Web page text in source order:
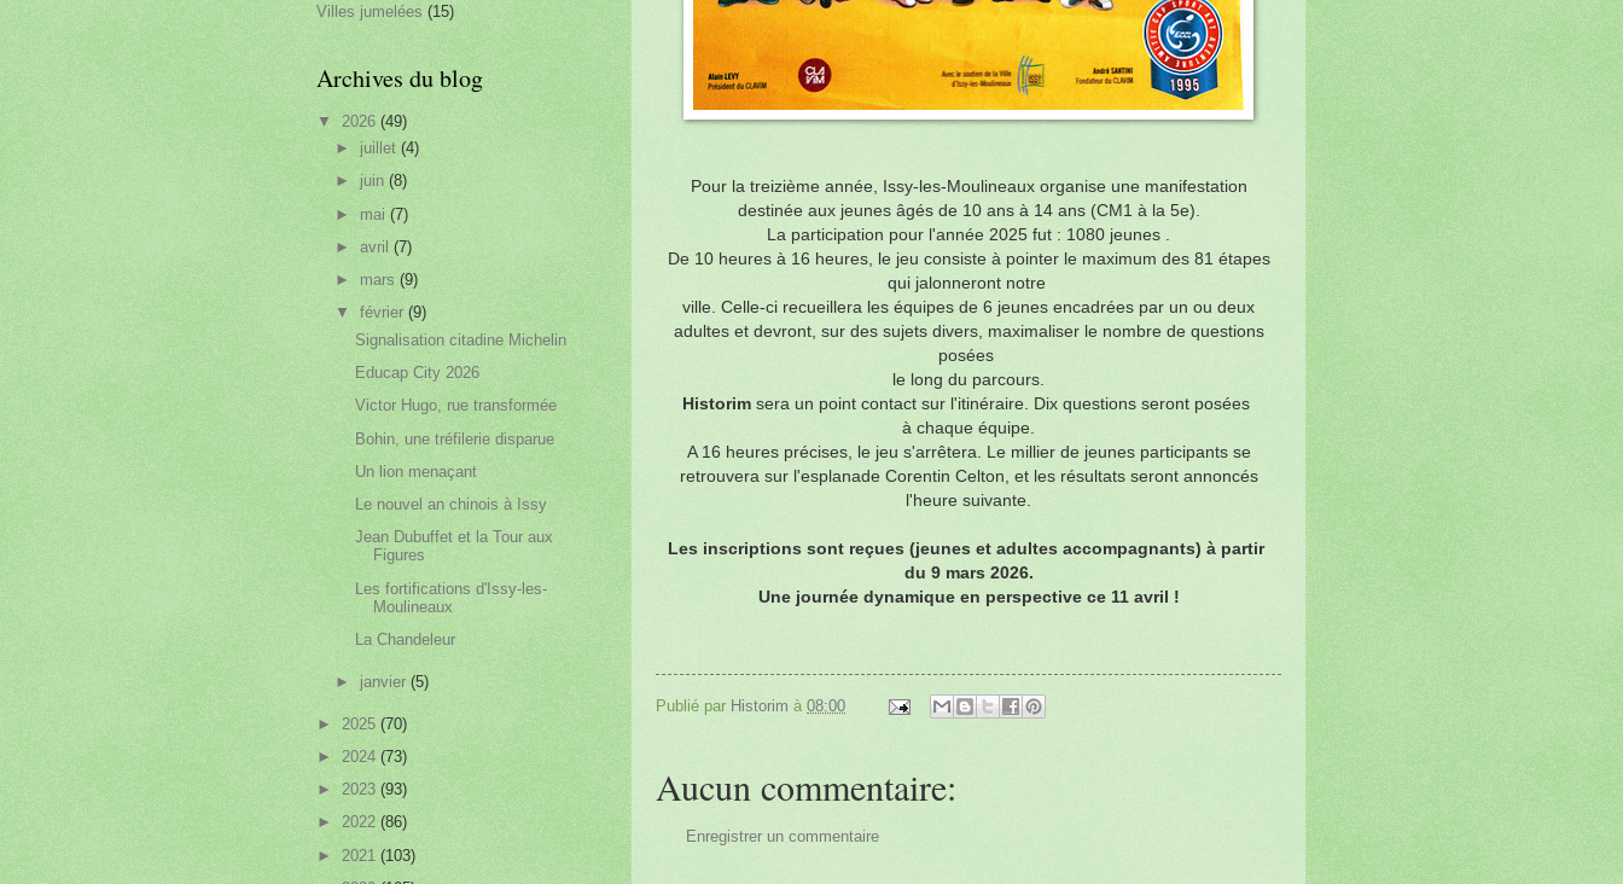
Pour la treizième année, Issy-les-Moulineaux organise une manifestation
destinée aux jeunes âgés de 10 ans à 14 ans (CM1 à la 5e).
La participation pour l'année 2025 fut : 1080 jeunes .
De 10 heures à 16 heures, le jeu consiste à pointer le maximum des 81 étapes
qui jalonneront notre
ville. Celle-ci recueillera les équipes de 6 jeunes encadrées par un ou deux
adultes et devront, sur des sujets divers, maximaliser le nombre de questions
posées
le long du parcours.
Historim sera un point contact sur l'itinéraire. Dix questions seront posées
à chaque équipe.
A 16 heures précises, le jeu s'arrêtera. Le millier de jeunes participants se
retrouvera sur l'esplanade Corentin Celton, et les résultats seront annoncés
l'heure suivante.
Les inscriptions sont reçues (jeunes et adultes accompagnants) à partir
du 9 mars 2026.
Une journée dynamique en perspective ce 11 avril !
Publié par Historim à 08:00
Aucun commentaire:
Enregistrer un commentaire
Villes jumelées (15)
Archives du blog
▼ 2026 (49)
► juillet(4)
►juin(8)
► mai(7)
►avril(7)
► mars(9)
▼février(9)
Signalisation citadine Michelin
Educap City 2026
Victor Hugo, rue transformée
Bohin, une tréfilerie disparue
Un lion menaçant
Le nouvel an chinois à Issy
Jean Dubuffet et la Tour aux
Figures
Les fortifications d'Issy-les-
Moulineaux
La Chandeleur
►janvier(5)
► 2025 (70)
► 2024 (73)
► 2023 (93)
► 2022 (86)
► 2021 (103)